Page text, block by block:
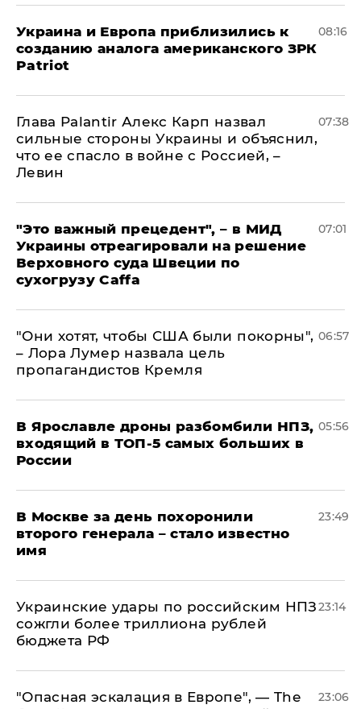
Украина и Европа приблизились к
созданию аналога американского ЗРК
Patriot
08:16
Глава Palantir Алекс Карп назвал
сильные стороны Украины и объяснил,
что ее спасло в войне с Россией, –
Левин
07:38
"Это важный прецедент", – в МИД
Украины отреагировали на решение
Верховного суда Швеции по
сухогрузу Caffa
07:01
"Они хотят, чтобы США были покорны",
– Лора Лумер назвала цель
пропагандистов Кремля
06:57
В Ярославле дроны разбомбили НПЗ,
входящий в ТОП-5 самых больших в
России
05:56
В Москве за день похоронили
второго генерала – стало известно
имя
23:49
Украинские удары по российским НПЗ
сожгли более триллиона рублей
бюджета РФ
23:14
"Опасная эскалация в Европе", — The
23:06